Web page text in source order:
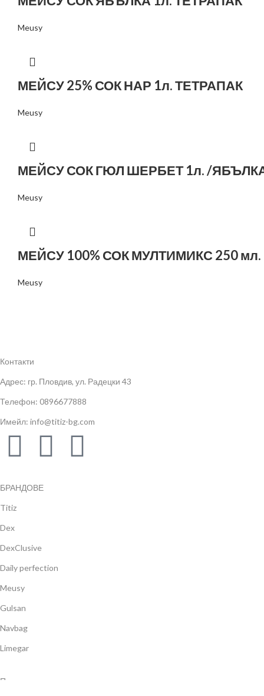
Meusy
МЕЙСУ 25% СОК НАР 1л. ТЕТРАПАК
Meusy
МЕЙСУ СОК ГЮЛ ШЕРБЕТ 1л. /
Meusy
МЕЙСУ 100% СОК МУЛТИМИКС 250 мл.
Meusy
Контакти
Адрес: гр. Пловдив, ул. Радецки 43
Телефон: 0896677888
Имейл: info@titiz-bg.com
БРАНДОВЕ
Titiz
Dex
DexClusive
Daily perfection
Meusy
Gulsan
Navbag
Limegar
Продукти